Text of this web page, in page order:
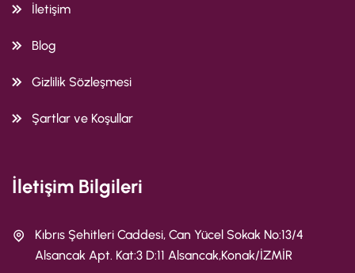
İletişim
Blog
Gizlilik Sözleşmesi
Şartlar ve Koşullar
İletişim Bilgileri
Kıbrıs Şehitleri Caddesi, Can Yücel Sokak No:13/4
Alsancak Apt. Kat:3 D:11 Alsancak,Konak/İZMİR